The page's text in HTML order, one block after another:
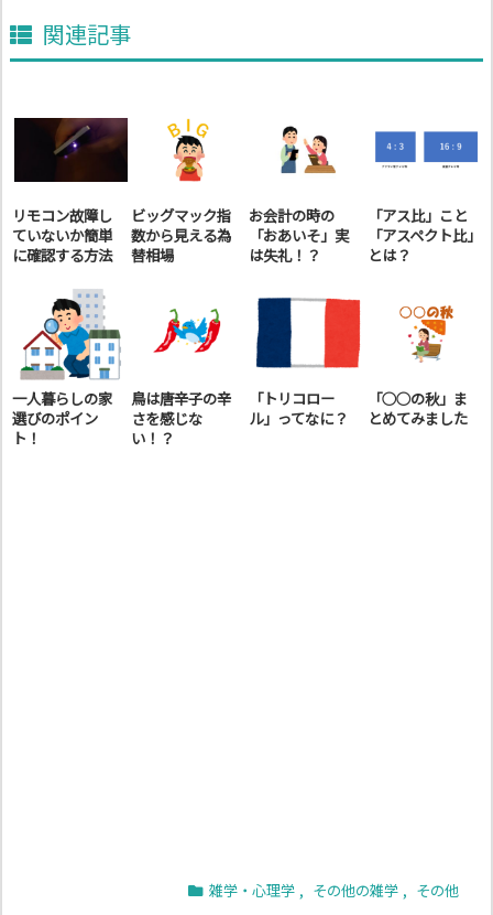
関連記事
リモコン故障し
ていないか簡単
に確認する方法
ビッグマック指
数から見える為
替相場
お会計の時の
「おあいそ」実
は失礼！？
「アス比」こと
「アスペクト比」
とは？
一人暮らしの家
選びのポイン
ト！
鳥は唐辛子の辛
さを感じな
い！？
「トリコロー
ル」ってなに？
「○○の秋」ま
とめてみました
雑学・心理学 , その他の雑学 , その他